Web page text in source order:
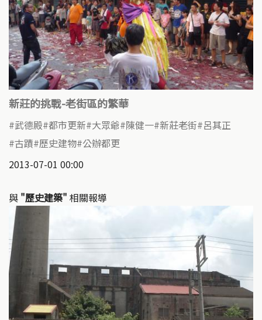
新莊的挑戰-老街區的繁華
武德殿 都市更新 大眾爺 陳健一 新莊老街 呂其正
古蹟 歷史建物 公辦都更
2013-07-01 00:00
與 "歷史建築" 相關報導